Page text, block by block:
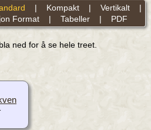
| Kompakt| Vertikalt|
Format| Tabeller| PDF
ned for å se hele treet.